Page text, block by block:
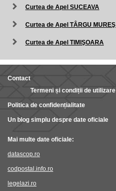
Curtea de Apel SUCEAVA
Curtea de Apel TÂRGU MUREŞ
Curtea de Apel TIMIŞOARA
Contact
Termeni și condiții de utilizare
Politica de confidențialitate
Un blog simplu despre date oficiale
Mai multe date oficiale:
datascop.ro
codpostal.info.ro
legelazi.ro